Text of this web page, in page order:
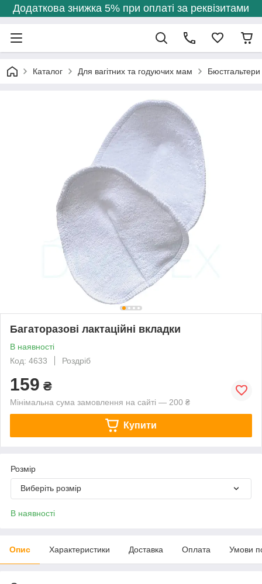
Додаткова знижка 5% при оплаті за реквізитами
Каталог Для вагітних та годуючих мам
Багаторазові лактаційні вкладки
В наявності
Код: 4633
Роздріб
159 ₴
Мінімальна сума замовлення на сайті — 200 ₴
Купити
Розмір
Виберіть розмір
В наявності
Опис Характеристики Доставка Оплата Умови